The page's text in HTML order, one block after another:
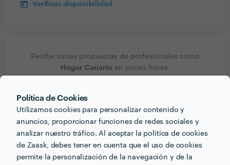
Política de Cookies
Utilizamos cookies para personalizar contenido y
anuncios, proporcionar funciones de redes sociales y
analizar nuestro tráfico. Al aceptar la política de cookies
de Zaask, debes tener en cuenta que el uso de cookies
permite la personalización de la navegación y de la
Verificar disponibilidad
Recibe varias propuestas de profesionales como
Hogar Canario en pocas horas.
Otros servicios proporcionados por Hogar Canario
Empresas de Limpieza en santa-cruz-de-tenerife